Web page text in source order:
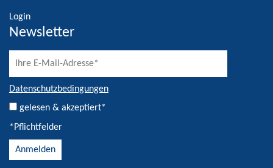
Login
Newsletter
Datenschutzbedingungen
gelesen & akzeptiert*
*Pflichtfelder